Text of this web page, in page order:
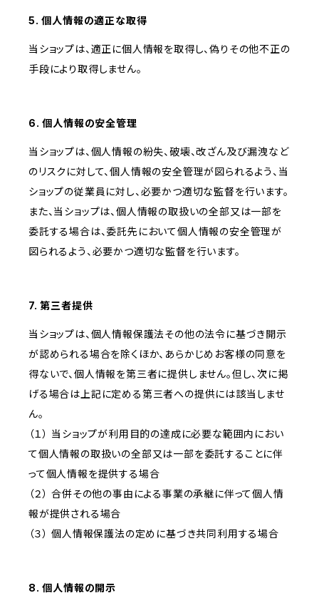
5. 個人情報の適正な取得
当ショップは、適正に個人情報を取得し、偽りその他不正の
手段により取得しません。
6. 個人情報の安全管理
当ショップは、個人情報の紛失、破壊、改ざん及び漏洩など
のリスクに対して、個人情報の安全管理が図られるよう、当
ショップの従業員に対し、必要かつ適切な監督を行います。
また、当ショップは、個人情報の取扱いの全部又は一部を
委託する場合は、委託先において個人情報の安全管理が
図られるよう、必要かつ適切な監督を行います。
7. 第三者提供
当ショップは、個人情報保護法その他の法令に基づき開示
が認められる場合を除くほか、あらかじめお客様の同意を
得ないで、個人情報を第三者に提供しません。但し、次に掲
げる場合は上記に定める第三者への提供には該当しませ
ん。
（１） 当ショップが利用目的の達成に必要な範囲内におい
て個人情報の取扱いの全部又は一部を委託することに伴
って個人情報を提供する場合
（２） 合併その他の事由による事業の承継に伴って個人情
報が提供される場合
（３） 個人情報保護法の定めに基づき共同利用する場合
8. 個人情報の開示